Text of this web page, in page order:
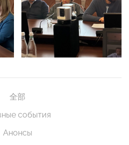
全部
события
Анонсы